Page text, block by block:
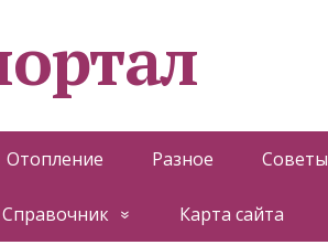
Отопление Разное Советы
Справочник Карта сайта